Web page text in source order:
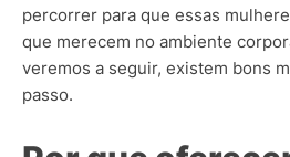
percorrer para que essas
que merecem no ambiente
veremos a seguir, existem bons
passo.